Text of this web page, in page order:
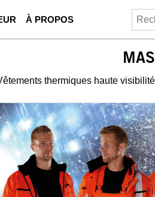
À PROPOS
thermiques haute